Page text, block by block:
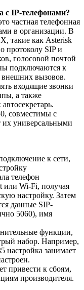
с IP-телефонами?
частная телефонная
в организации. В
такие как Asterisk
протоколу SIP и
голосовой почтой
подключаются к
внешних вызовов.
входящие звонки
а также
совместимы с
их универсальными
к сети,
телефон
или Wi-Fi, получая
настройку. Затем
данные SIP-
5060), имя
функции,
набор. Например,
настройка занимает
привести к сбоям,
производителя.